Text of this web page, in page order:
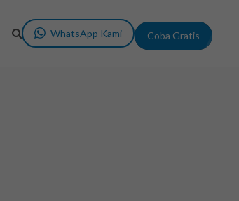
WhatsApp Kami Coba Gratis